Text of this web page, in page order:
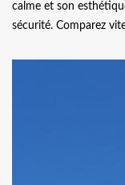
calme et son
sécurité. Comparez